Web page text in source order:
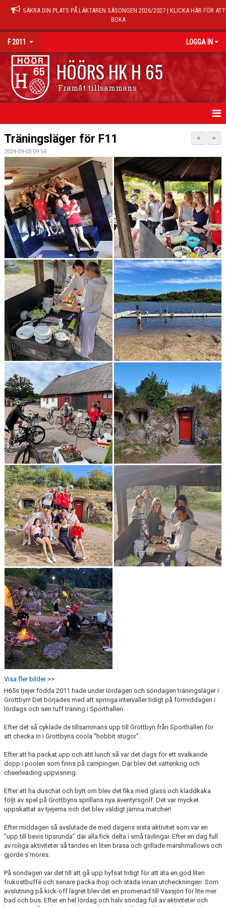
SÄKRA DIN PLATS PÅ LÄKTAREN SÄSONGEN 2026/2027 | KLICKA HÄR FÖR ATT
BOKA
F 2011 LOGGA IN
HÖÖRS HK H 65
Framåt tillsammans
HEM
NYHETER
KALENDER
TRUPPEN
TRÄNINGSTIDER
MATCHER
BILDGALLERI
KONTAKT
>
<
Träningsläger för F11
2024-09-03 09:54
Visa fler bilder >>
H65s tjejer födda 2011 hade under lördagen och söndagen träningsläger i
Grottbyn! Det börjades med att springa intervaller tidigt på förmiddagen i
lördags och sen tuff träning i Sporthallen.
Efter det så cyklade de tillsammans upp till Grottbyn från Sporthallen för
att checka in i Grottbyns coola ”hobbit stugor”.
Efter att ha packat upp och ätit lunch så var det dags för ett svalkande
dopp i poolen som finns på campingen. Där blev det vattenkrig och
cheerleading uppvisning.
Efter att ha duschat och bytt om blev det fika med glass och kladdkaka
följt av spel på Grottbyns sprillans nya äventyrsgolf. Det var mycket
uppskattat av tjejerna och det blev väldigt jämna matcher!
Efter middagen så avslutade de med dagens sista aktivitet som var en
”upp till bevis tipsrunda” där alla fick delta i små tävlingar. Efter en dag full
av roliga aktiviteter så tändes en liten brasa och grillade marshmallows och
gjorde s’mores.
På söndagen var det till att gå upp hyfsat tidigt för att äta en god liten
frukostbuffé och senare packa ihop och städa innan utcheckningen. Som
avslutning på kick-off lägret blev det en promenad till Vaxsjön för lite mer
bad och bus. Efter en hel lördag och halv söndag full av aktiviteter och